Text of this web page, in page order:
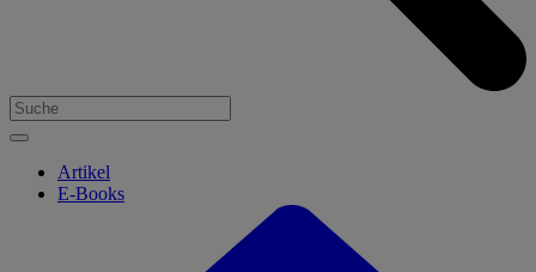
Artikel
E-Books